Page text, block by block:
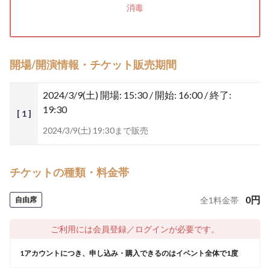
消毒
開場/開演情報・チケット販売期間
[ 1 ]
2024/3/9(土) 開場: 15:30 / 開始: 16:00 / 終了:
19:30
2024/3/9(土) 19:30まで販売
チケットの種類・料金帯
自由席 全1料金帯 0円
ご利用には会員登録／ログインが必要です。
1アカウントにつき、申し込み・購入できるのはイベント全体で1度